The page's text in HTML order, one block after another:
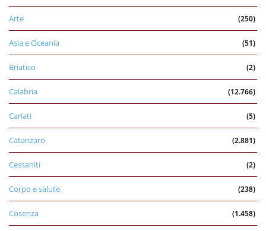
Arte (250)
Asia e Oceania (51)
Briatico (2)
Calabria (12.766)
Cariati (5)
Catanzaro (2.881)
Cessaniti (2)
Corpo e salute (238)
Cosenza (1.458)